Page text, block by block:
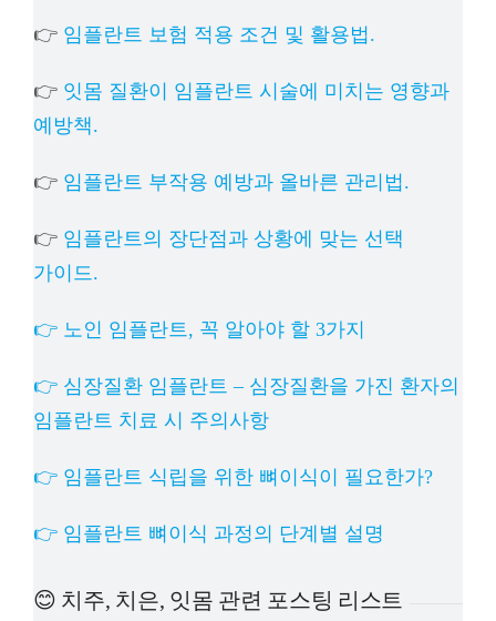
👉 임플란트 보험 적용 조건 및 활용법.
👉 잇몸 질환이 임플란트 시술에 미치는 영향과
예방책.
👉 임플란트 부작용 예방과 올바른 관리법.
👉 임플란트의 장단점과 상황에 맞는 선택
가이드.
👉 노인 임플란트, 꼭 알아야 할 3가지
👉 심장질환 임플란트 – 심장질환을 가진 환자의
임플란트 치료 시 주의사항
👉 임플란트 식립을 위한 뼈이식이 필요한가?
👉 임플란트 뼈이식 과정의 단계별 설명
😊 치주, 치은, 잇몸 관련 포스팅 리스트